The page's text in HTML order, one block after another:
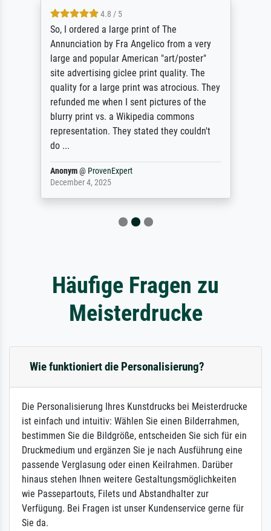
4.8 / 5
So, I ordered a large print of The
Annunciation by Fra Angelico from a very
large and popular American "art/poster"
site advertising giclee print quality. The
quality for a large print was atrocious. They
refunded me when I sent pictures of the
blurry print vs. a Wikipedia commons
representation. They stated they couldn't
do ...
Anonym@ ProvenExpert
December 4, 2025
Häufige Fragen zu
Meisterdrucke
Wie funktioniert die Personalisierung?
Die Personalisierung Ihres Kunstdrucks bei Meisterdrucke
ist einfach und intuitiv: Wählen Sie einen Bilderrahmen,
bestimmen Sie die Bildgröße, entscheiden Sie sich für ein
Druckmedium und ergänzen Sie je nach Ausführung eine
passende Verglasung oder einen Keilrahmen. Darüber
hinaus stehen Ihnen weitere Gestaltungsmöglichkeiten
wie Passepartouts, Filets und Abstandhalter zur
Verfügung. Bei Fragen ist unser Kundenservice gerne für
Sie da.